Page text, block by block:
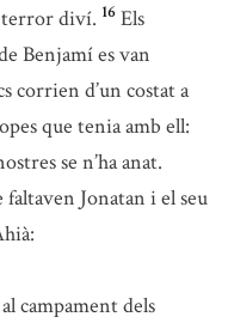
terror diví. 16 Els
Benjamí es van
corrien d’un costat a
que tenia amb ell:
se n’ha anat.
Jonatan i el seu
campament dels